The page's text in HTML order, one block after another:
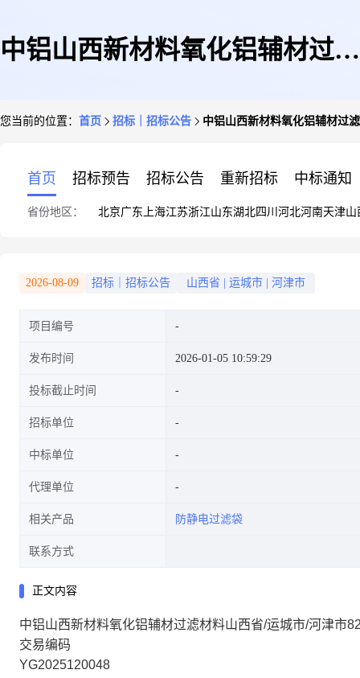
中铝山西新材料氧化铝辅材过滤
您当前的位置： 首页 招标｜招标公告 中铝山西新材料氧化铝辅材过
首页 招标预告 招标公告 重新招标 中标通知
省份地区： 北京广东 上海江苏浙江山东湖北四川 河北河南天津山
2026-08-09 招标｜招标公告 山西省 运城市 河津市
项目编号
发布时间 2026-01-05 10:59:29
投标截止时间
招标单位
中标单位
代理单位
相关产品 防静电过滤袋
联系方式
正文内容
中铝山西新材料氧化铝辅材过滤材料山西省/运城市/河津市
交易编码
YG2025120048